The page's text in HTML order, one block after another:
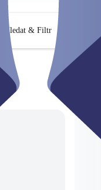
Hledat & Filtr